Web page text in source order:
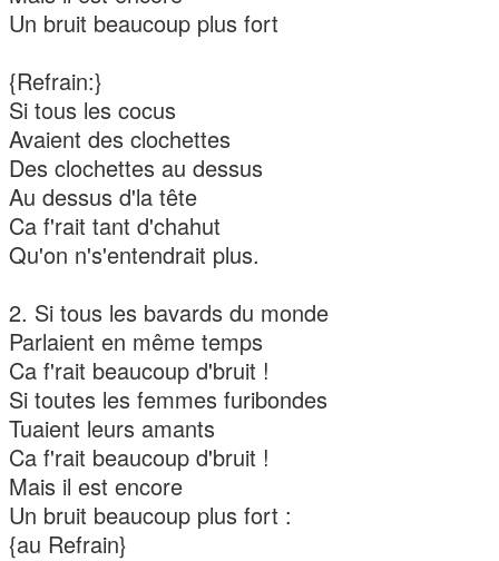
Un bruit beaucoup plus fort
{Refrain:}
Si tous les cocus
Avaient des clochettes
Des clochettes au dessus
Au dessus d'la tête
Ca f'rait tant d'chahut
Qu'on n's'entendrait plus.
2. Si tous les bavards du monde
Parlaient en même temps
Ca f'rait beaucoup d'bruit !
Si toutes les femmes furibondes
Tuaient leurs amants
Ca f'rait beaucoup d'bruit !
Mais il est encore
Un bruit beaucoup plus fort :
{au Refrain}